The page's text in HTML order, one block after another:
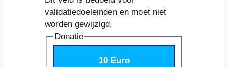
validatiedoeleinden en moet niet
worden gewijzigd.
Donatie
10 Euro